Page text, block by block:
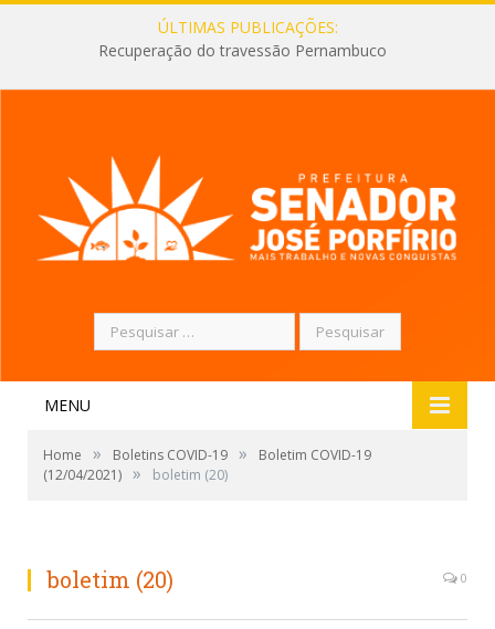
ÚLTIMAS PUBLICAÇÕES:
Recuperação do travessão Pernambuco
Pesquisar
por:
MENU
Home » Boletins COVID-19 »
Boletim COVID-19
(12/04/2021) » boletim (20)
boletim (20) 0